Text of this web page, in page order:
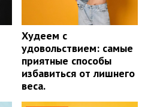
Худеем с
удовольствием: самые
приятные способы
избавиться от лишнего
веса.